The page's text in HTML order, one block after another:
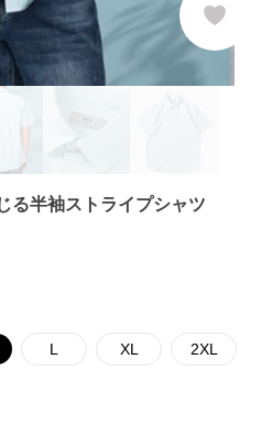
る半袖ストライプシャツ
L XL 2XL